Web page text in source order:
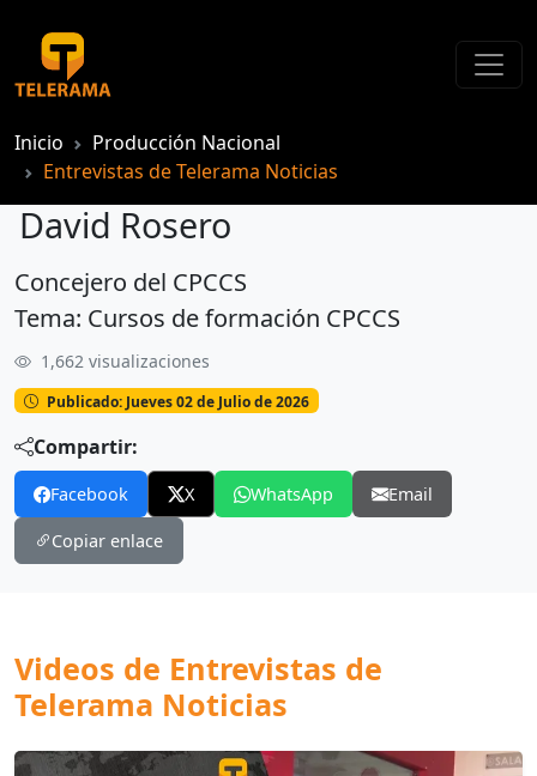
Inicio
Producción Nacional
Entrevistas de Telerama Noticias
David Rosero
David Rosero
Concejero del CPCCS
Tema: Cursos de formación CPCCS
1,662 visualizaciones
Publicado: Jueves 02 de Julio de 2026
Compartir:
Facebook X WhatsApp Email
Copiar enlace
Videos de Entrevistas de
Telerama Noticias